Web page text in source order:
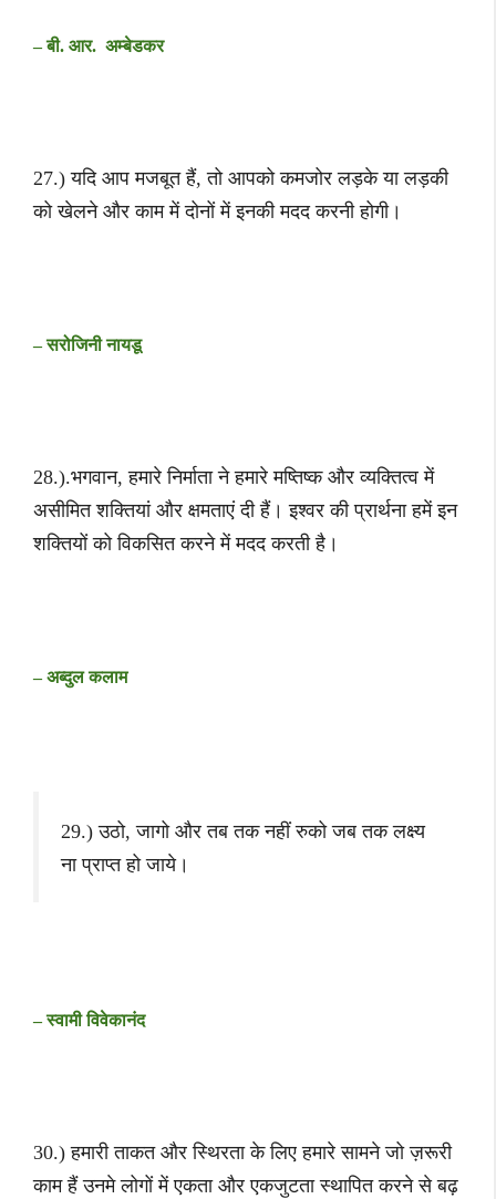
– बी. आर. अम्बेडकर
27.) यदि आप मजबूत हैं, तो आपको कमजोर लड़के या लड़की
को खेलने और काम में दोनों में इनकी मदद करनी होगी।
– सरोजिनी नायडू
28.).भगवान, हमारे निर्माता ने हमारे मष्तिष्क और व्यक्तित्व में
असीमित शक्तियां और क्षमताएं दी हैं। इश्वर की प्रार्थना हमें इन
शक्तियों को विकसित करने में मदद करती है।
– अब्दुल कलाम
29.) उठो, जागो और तब तक नहीं रुको जब तक लक्ष्य
ना प्राप्त हो जाये।
– स्वामी विवेकानंद
30.) हमारी ताकत और स्थिरता के लिए हमारे सामने जो ज़रूरी
काम हैं उनमे लोगों में एकता और एकजुटता स्थापित करने से बढ़